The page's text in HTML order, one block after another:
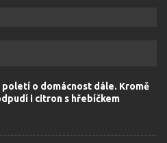
poletí o domácnost dále. Kromě
i citron s hřebíčkem